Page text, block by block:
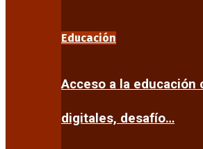
Educación
Acceso a la educación
digitales, desafío…